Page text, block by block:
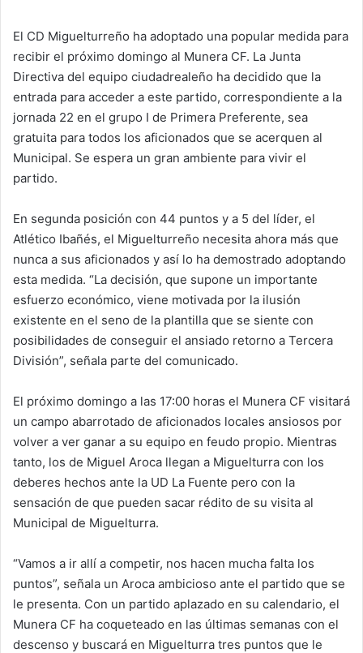
El CD Miguelturreño ha adoptado una popular medida para
recibir el próximo domingo al Munera CF. La Junta
Directiva del equipo ciudadrealeño ha decidido que la
entrada para acceder a este partido, correspondiente a la
jornada 22 en el grupo I de Primera Preferente, sea
gratuita para todos los aficionados que se acerquen al
Municipal. Se espera un gran ambiente para vivir el
partido.
En segunda posición con 44 puntos y a 5 del líder, el
Atlético Ibañés, el Miguelturreño necesita ahora más que
nunca a sus aficionados y así lo ha demostrado adoptando
esta medida. “La decisión, que supone un importante
esfuerzo económico, viene motivada por la ilusión
existente en el seno de la plantilla que se siente con
posibilidades de conseguir el ansiado retorno a Tercera
División”, señala parte del comunicado.
El próximo domingo a las 17:00 horas el Munera CF visitará
un campo abarrotado de aficionados locales ansiosos por
volver a ver ganar a su equipo en feudo propio. Mientras
tanto, los de Miguel Aroca llegan a Miguelturra con los
deberes hechos ante la UD La Fuente pero con la
sensación de que pueden sacar rédito de su visita al
Municipal de Miguelturra.
“Vamos a ir allí a competir, nos hacen mucha falta los
puntos”, señala un Aroca ambicioso ante el partido que se
le presenta. Con un partido aplazado en su calendario, el
Munera CF ha coqueteado en las últimas semanas con el
descenso y buscará en Miguelturra tres puntos que le